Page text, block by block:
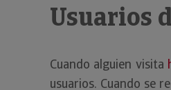
Usuarios
Cuando alguien visita
usuarios. Cuando se